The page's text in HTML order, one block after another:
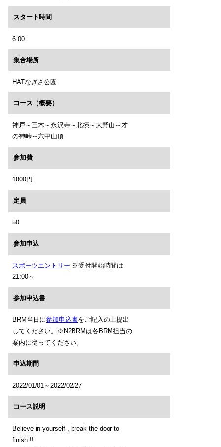
スタート時間
6:00
集合場所
HATなぎさ公園
コース（概要）
神戸～三木～永沢寺～北摂～大野山～才
の神峠～六甲山頂
参加費
1800円
定員
50
参加申込
スポーツエントリー ※受付開始時間は
21:00～
参加申込書
BRM当日に参加申込書をご記入の上提出
してください。※N2BRMは各BRM担当の
案内に従ってください。
申込期間
2022/01/01～2022/02/27
コース説明
Believe in yourself , break the door to
finish !!